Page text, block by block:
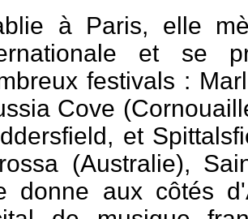
à Paris, elle
et se
festivals :
Cove
et
(Australie),
donne aux côtés